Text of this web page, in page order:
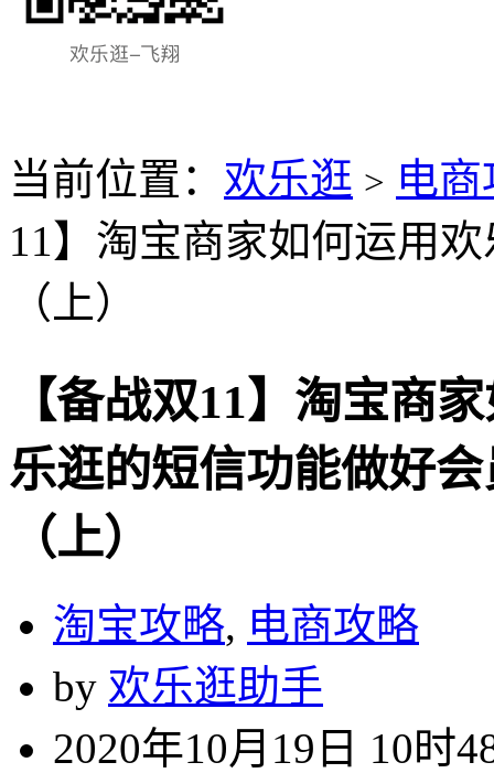
当前位置： 欢乐逛 > 电
11】淘宝商家如何运用
（上）
【备战双11】淘宝商
乐逛的短信功能做好
（上）
淘宝攻略, 电商攻略
by 欢乐逛助手
2020年10月19日 10时